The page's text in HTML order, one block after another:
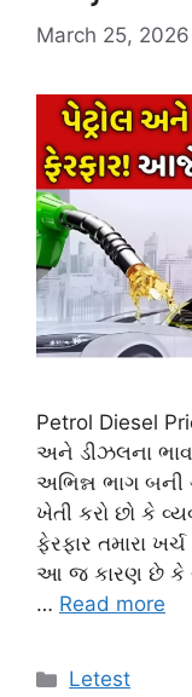
March 25, 2026
Petrol Diesel
અને ડીઝલના
અભિન્ન ભાગ બની
ખેતી કરો છો કે
ફેરફાર તમારા
આ જ કારણ છે કે
… Read more
Categories
Letest